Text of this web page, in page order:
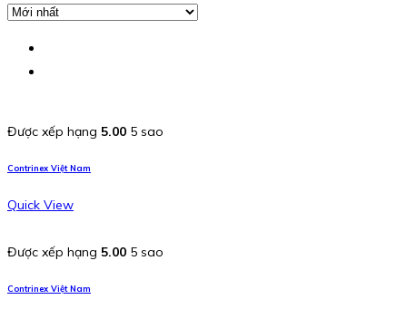
Được xếp hạng 5.00 5 sao
Contrinex Việt Nam
Quick View
Được xếp hạng 5.00 5 sao
Contrinex Việt Nam